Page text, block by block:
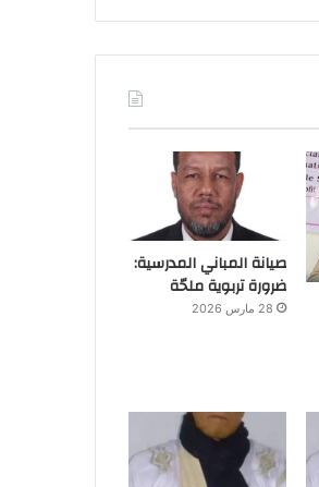
صيانة المباني المدرسية:
ضرورة تربوية ملحّة
28 مارس 2026